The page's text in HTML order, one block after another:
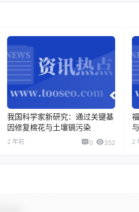
我国科学家新研究：通过关键基
因修复棉花与土壤镉污染
2 年前 0 352 2